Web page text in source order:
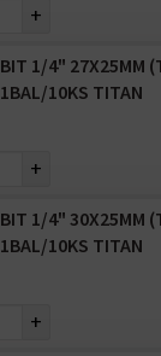
+
BIT 1/4" 27X25MM
1BAL/10KS TITAN
+
BIT 1/4" 30X25MM
1BAL/10KS TITAN
+